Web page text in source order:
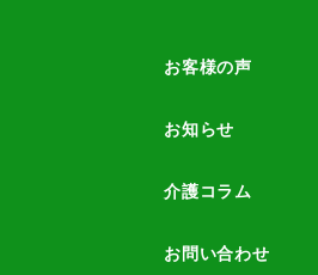
お客様の声
お知らせ
介護コラム
お問い合わせ